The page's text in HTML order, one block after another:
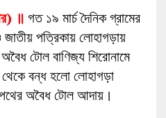
॥ গত ১৯ মার্চ দৈনিক গ্রামের
পত্রিকায় লোহাগড়ায়
টোল বাণিজ্য শিরোনামে
বন্ধ হলো লোহাগড়া
অবৈধ টোল আদায়।